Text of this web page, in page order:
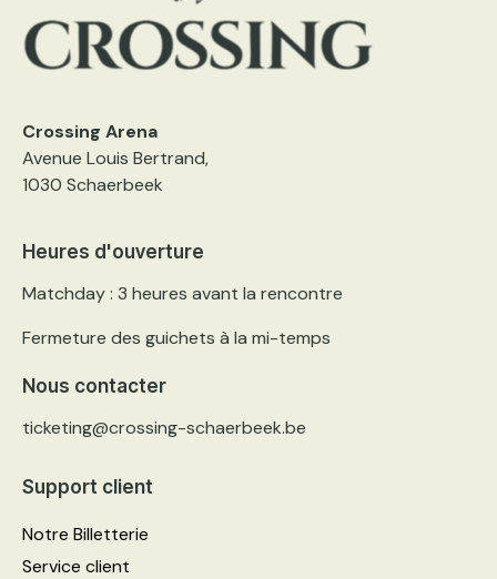
Crossing Arena
Avenue Louis Bertrand,
1030 Schaerbeek
Heures d'ouverture
Matchday : 3 heures avant la rencontre
Fermeture des guichets à la mi-temps
Nous contacter
ticketing@crossing-schaerbeek.be
Support client
Notre Billetterie
Service client